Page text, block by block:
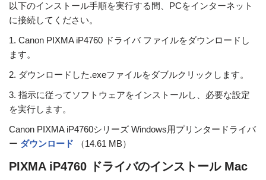
以下のインストール手順を実行する間、PCをインターネット
に接続してください。
1. Canon PIXMA iP4760 ドライバ ファイルをダウンロードし
ます。
2. ダウンロードした.exeファイルをダブルクリックします。
3. 指示に従ってソフトウェアをインストールし、必要な設定
を実行します。
Canon PIXMA iP4760シリーズ Windows用プリンタードライバ
ー ダウンロード （14.61 MB）
PIXMA iP4760 ドライバのインストール Mac